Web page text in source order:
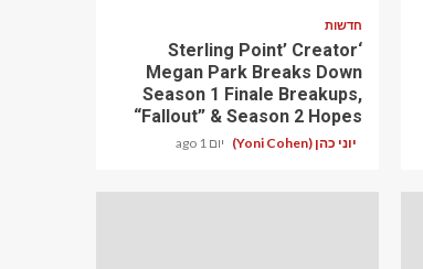
חדשות
‘Sterling Point’ Creator
Megan Park Breaks Down
Season 1 Finale Breakups,
“Fallout” & Season 2 Hopes
יוני כהן (Yoni Cohen) יום 1 ago